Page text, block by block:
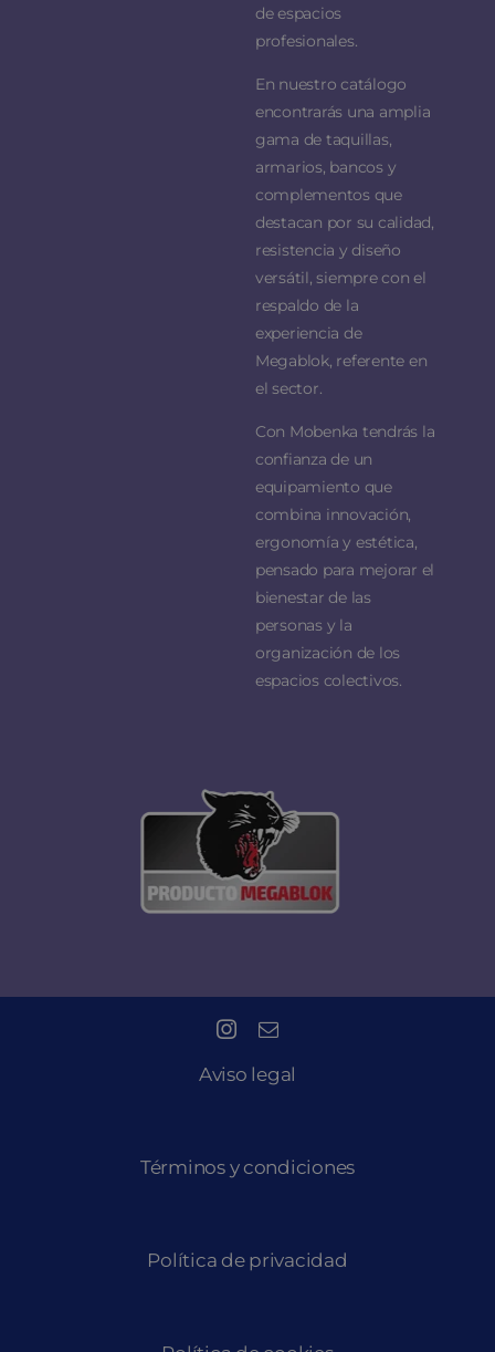
de espacios
profesionales.
En nuestro catálogo
encontrarás una amplia
gama de taquillas,
armarios, bancos y
complementos que
destacan por su calidad,
resistencia y diseño
versátil, siempre con el
respaldo de la
experiencia de
Megablok, referente en
el sector.
Con Mobenka tendrás la
confianza de un
equipamiento que
combina innovación,
ergonomía y estética,
pensado para mejorar el
bienestar de las
personas y la
organización de los
espacios colectivos.
Aviso legal
Términos y condiciones
Política de privacidad